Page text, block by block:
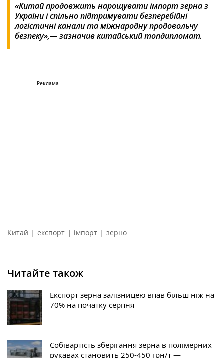
«Китай продовжить нарощувати імпорт зерна з
України і спільно підтримувати безперебійні
логістичні канали та міжнародну продовольчу
безпеку»,— зазначив китайський топдипломат.
Китай | експорт | імпорт | зерно
Читайте також
Експорт зерна залізницею впав більш ніж на
70% на початку серпня
Собівартість зберігання зерна в полімерних
рукавах становить 250-450 грн/т —